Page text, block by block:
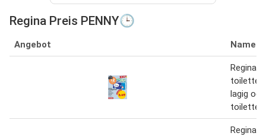
Regina Preis PENNY🕒
Angebot Name
Regina
lagig
Regina